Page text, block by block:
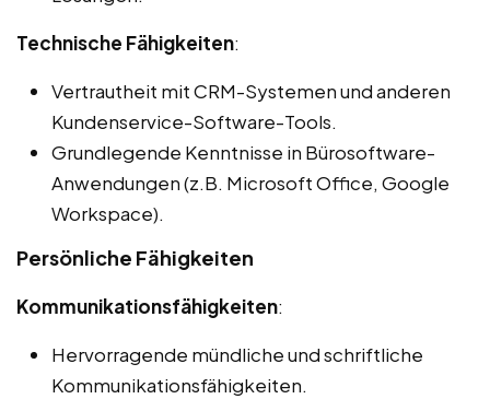
Technische Fähigkeiten:
Vertrautheit mit CRM-Systemen und anderen
Kundenservice-Software-Tools.
Grundlegende Kenntnisse in Bürosoftware-
Anwendungen (z.B. Microsoft Office, Google
Workspace).
Persönliche Fähigkeiten
Kommunikationsfähigkeiten:
Hervorragende mündliche und schriftliche
Kommunikationsfähigkeiten.